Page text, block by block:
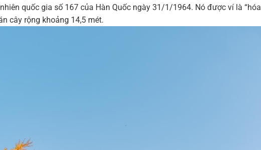
quốc gia số 167 của Hàn Quốc ngày 31/1/1964. Nó được ví là
cây rộng khoảng 14,5 mét.